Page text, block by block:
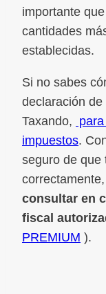
importante
cantidades
establecidas.
Si no sabes
declaración
Taxando,
impuestos.
seguro de que
consultar en
fiscal
PREMIUM ).